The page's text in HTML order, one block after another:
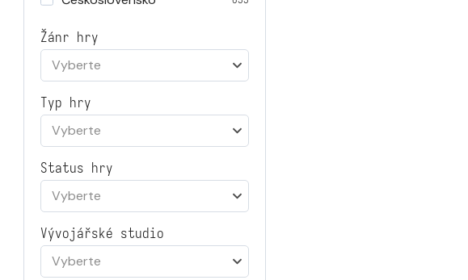
Žánr hry
Vyberte
Typ hry
Vyberte
Status hry
Vyberte
Vývojářské studio
Vyberte